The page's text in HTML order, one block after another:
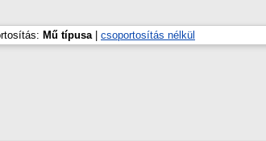
Mű típusa| csoportosítás nélkül